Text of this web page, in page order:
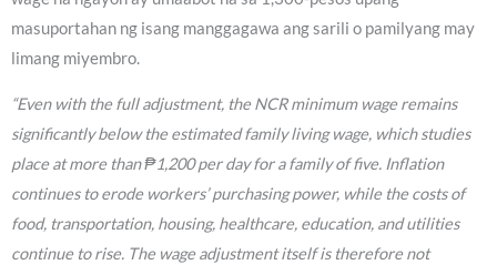
masuportahan ng isang manggagawa ang sarili o pamilyang may
limang miyembro.
“Even with the full adjustment, the NCR minimum wage remains
significantly below the estimated family living wage, which studies
place at more than ₱1,200 per day for a family of five. Inflation
continues to erode workers’ purchasing power, while the costs of
food, transportation, housing, healthcare, education, and utilities
continue to rise. The wage adjustment itself is therefore not